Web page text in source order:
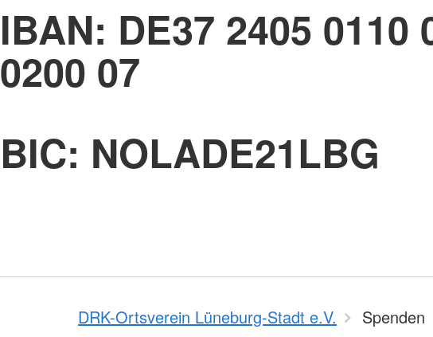
IBAN: DE37 2405 0110
0200 07
BIC: NOLADE21LBG
DRK-Ortsverein Lüneburg-Stadt e.V. Spenden